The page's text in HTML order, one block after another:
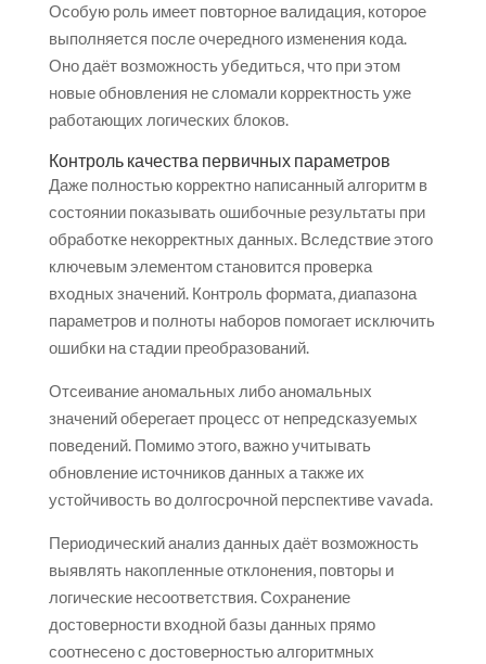
Особую роль имеет повторное валидация, которое
выполняется после очередного изменения кода.
Оно даёт возможность убедиться, что при этом
новые обновления не сломали корректность уже
работающих логических блоков.
Контроль качества первичных параметров
Даже полностью корректно написанный алгоритм в
состоянии показывать ошибочные результаты при
обработке некорректных данных. Вследствие этого
ключевым элементом становится проверка
входных значений. Контроль формата, диапазона
параметров и полноты наборов помогает исключить
ошибки на стадии преобразований.
Отсеивание аномальных либо аномальных
значений оберегает процесс от непредсказуемых
поведений. Помимо этого, важно учитывать
обновление источников данных а также их
устойчивость во долгосрочной перспективе vavada.
Периодический анализ данных даёт возможность
выявлять накопленные отклонения, повторы и
логические несоответствия. Сохранение
достоверности входной базы данных прямо
соотнесено с достоверностью алгоритмных